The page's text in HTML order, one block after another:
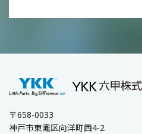
〒658-0033
神戸市東灘区向洋町西4-2